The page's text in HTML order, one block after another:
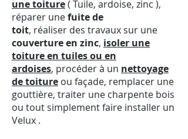
une toiture( Tuile, ardoise, zinc ),
réparer unefuite de
toit, réaliser des travaux sur une
couverture en zinc, isoler une
toiture en tuiles ou en
ardoises, procéder à un nettoyage
de toiture ou façade, remplacer une
gouttière, traiter une charpente bois
ou tout simplement faire installer un
Velux .